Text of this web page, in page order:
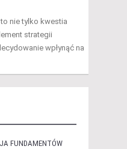
nie tylko kwestia
strategii
wpłynąć na
FUNDAMENTÓW